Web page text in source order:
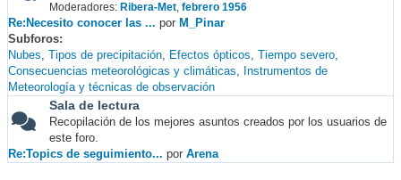
Moderadores: Ribera-Met, febrero 1956
Re:Necesito conocer las ... por M_Pinar
Subforos
Nubes Tipos de precipitación Efectos ópticos Tiempo severo
Consecuencias meteorológicas y climáticas
Instrumentos de
Meteorología y técnicas de observación
Sala de lectura
Recopilación de los mejores asuntos creados por los usuarios de
este foro.
Re:Topics de seguimiento... por Arena